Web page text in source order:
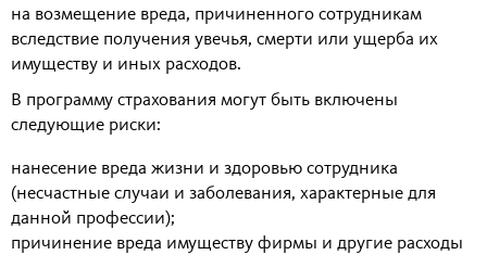
на возмещение вреда, причиненного сотрудникам
вследствие получения увечья, смерти или ущерба их
имуществу и иных расходов.
В программу страхования могут быть включены
следующие риски:
нанесение вреда жизни и здоровью сотрудника
(несчастные случаи и заболевания, характерные для
данной профессии);
причинение вреда имуществу фирмы и другие расходы